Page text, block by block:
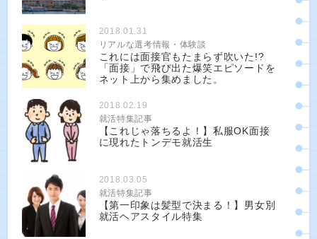
2018.01.31
リアルな選考情報・体験談
これには面接官もたまらず吹いた!?
「面接」で飛び出た爆笑エピソードを
ネット上から集めました。
2018.02.19
就活特集記事
【これじゃ落ちるよ！】私服OK面接
に現れたトンデモ就活生
2018.03.05
就活特集記事
【第一印象は髪型で決まる！】男女別
就活ヘアスタイル特集